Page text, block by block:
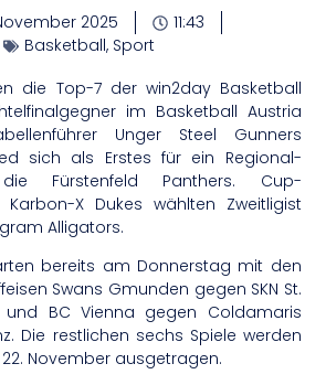
2025
11:43
Basketball, Sport
die Top-7 der win2day Basketball
im Basketball Austria
Unger Steel Gunners
sich als Erstes für ein Regional-
Fürstenfeld Panthers. Cup-
Karbon-X Dukes wählten Zweitligist
Alligators.
bereits am Donnerstag mit den
Swans Gmunden gegen SKN St.
und BC Vienna gegen Coldamaris
Die restlichen sechs Spiele werden
November ausgetragen.